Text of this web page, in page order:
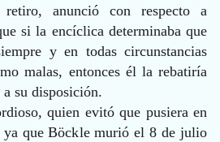
anunció con respecto a
si la encíclica determinaba que
y en todas circunstancias
malas, entonces él la rebatiría
su disposición.
quien evitó que pusiera en
ya que Böckle murió el 8 de julio